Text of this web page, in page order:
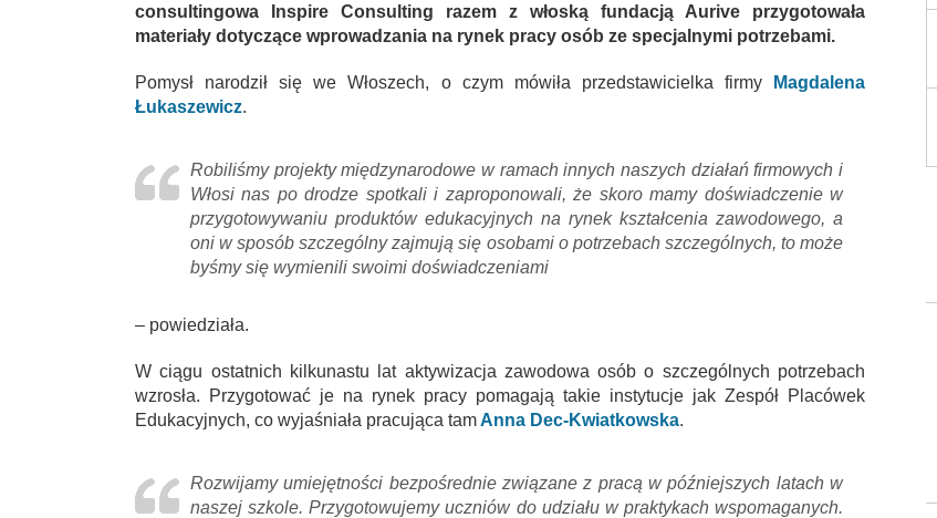
consultingowa Inspire Consulting razem z włoską fundacją Aurive przygotowała
materiały dotyczące wprowadzania na rynek pracy osób ze specjalnymi potrzebami.
Pomysł narodził się we Włoszech, o czym mówiła przedstawicielka firmy
Magdalena
Łukaszewicz.
Robiliśmy projekty międzynarodowe w ramach innych naszych działań firmowych i
Włosi nas po drodze spotkali i zaproponowali, że skoro mamy doświadczenie w
przygotowywaniu produktów edukacyjnych na rynek kształcenia zawodowego, a
oni w sposób szczególny zajmują się osobami o potrzebach szczególnych, to może
byśmy się wymienili swoimi doświadczeniami
– powiedziała.
W ciągu ostatnich kilkunastu lat aktywizacja zawodowa osób o szczególnych potrzebach
wzrosła. Przygotować je na rynek pracy pomagają takie instytucje jak Zespół Placówek
Edukacyjnych, co wyjaśniała pracująca tamAnna Dec-Kwiatkowska.
Rozwijamy umiejętności bezpośrednie związane z pracą w późniejszych latach w
naszej szkole. Przygotowujemy uczniów do udziału w praktykach wspomaganych.